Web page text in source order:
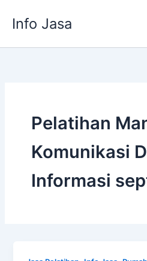
Info Jasa
Pelatihan
Komunikasi
Informasi